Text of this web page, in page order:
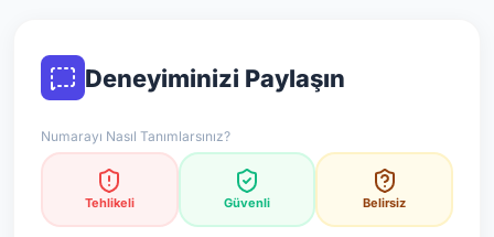
resmi doğrulama niteliği taşımaz.
güncellenir.
Deneyiminizi Paylaşın
Numarayı Nasıl Tanımlarsınız?
Tehlikeli Güvenli Belirsiz